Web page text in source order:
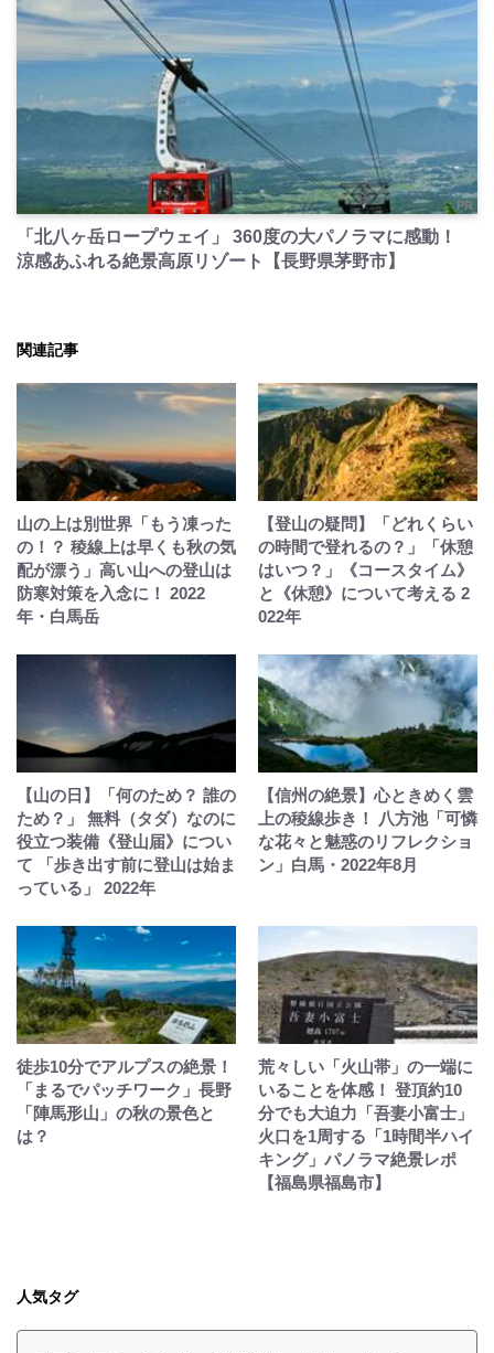
PR
「北八ヶ岳ロープウェイ」 360度の大パノラマに感動！
涼感あふれる絶景高原リゾート【長野県茅野市】
関連記事
山の上は別世界「もう凍った
の！？ 稜線上は早くも秋の気
配が漂う」高い山への登山は
防寒対策を入念に！ 2022
年・白馬岳
【登山の疑問】「どれくらい
の時間で登れるの？」「休憩
はいつ？」《コースタイム》
と《休憩》について考える 2
022年
【山の日】「何のため？ 誰の
ため？」 無料（タダ）なのに
役立つ装備《登山届》につい
て 「歩き出す前に登山は始ま
っている」 2022年
【信州の絶景】心ときめく雲
上の稜線歩き！ 八方池「可憐
な花々と魅惑のリフレクショ
ン」白馬・2022年8月
徒歩10分でアルプスの絶景！
「まるでパッチワーク」長野
「陣馬形山」の秋の景色と
は？
荒々しい「火山帯」の一端に
いることを体感！ 登頂約10
分でも大迫力「吾妻小富士」
火口を1周する「1時間半ハイ
キング」パノラマ絶景レポ
【福島県福島市】
人気タグ